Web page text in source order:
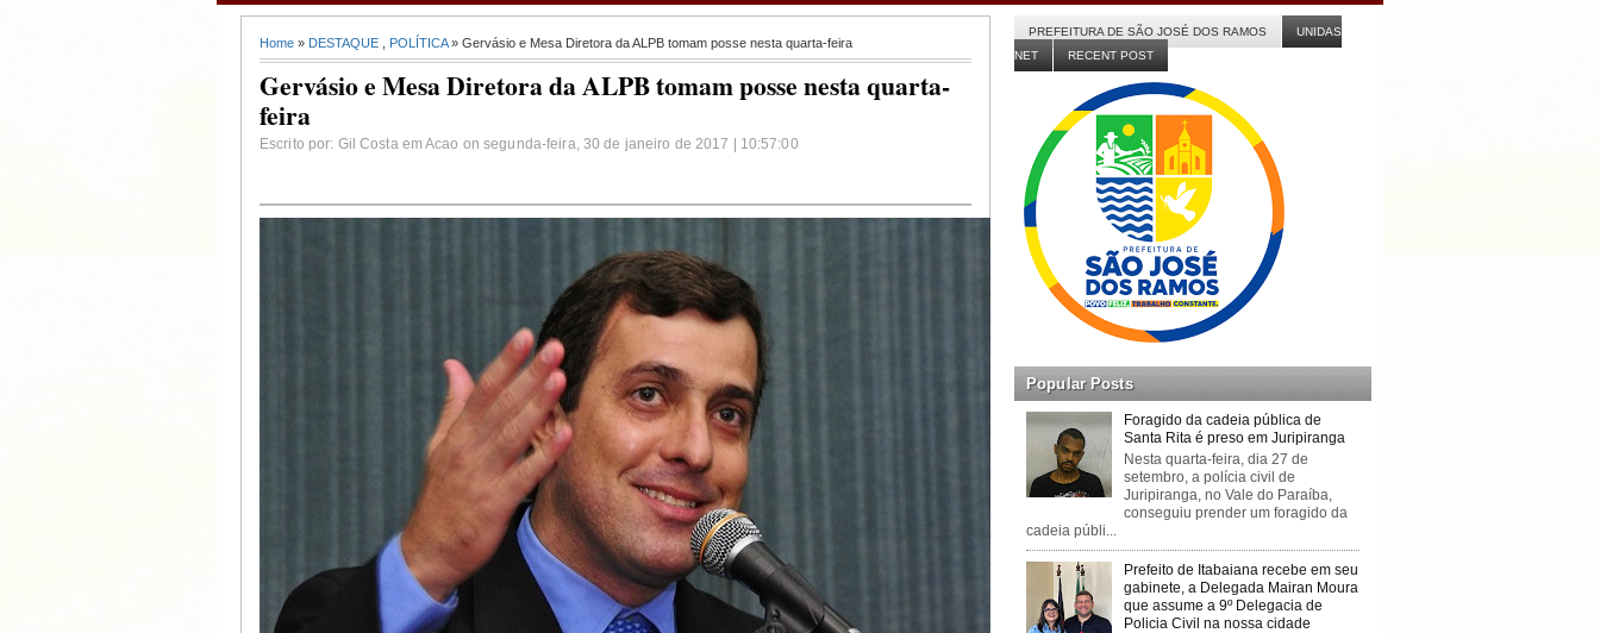
Home » DESTAQUE POLÍTICA» Gervásio e Mesa Diretora da ALPB tomam posse nesta quarta-feira
Gervásio e Mesa Diretora da ALPB tomam posse nesta quarta-
feira
Escrito por: Gil Costa em Acao on segunda-feira, 30 de janeiro de 2017 | 10:57:00
PREFEITURA DE SÃO JOSÉ DOS RAMOS
UNIDAS
NET
RECENT POST
Popular Posts
Foragido da cadeia pública de
Santa Rita é preso em Juripiranga
Nesta quarta-feira, dia 27 de
setembro, a polícia civil de
Juripiranga, no Vale do Paraíba,
conseguiu prender um foragido da
cadeia públi...
Prefeito de Itabaiana recebe em seu
gabinete, a Delegada Mairan Moura
que assume a 9º Delegacia de
Policia Civil na nossa cidade